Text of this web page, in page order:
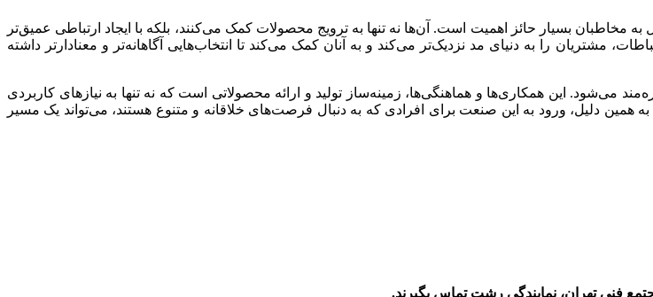
مخاطبان بسیار حائز اهمیت است. آن‌ها نه تنها به ترویج محصولات کمک می‌کنند، بلکه با ایجاد ارتباطی عمیق‌تر
مشتریان را به دنیای مد نزدیک‌تر می‌کند و به آنان کمک می‌کند تا انتخاب‌هایی آگاهانه‌تر و معنادارتر داشته
این همکاری‌ها و هماهنگی‌ها، زمینه‌ساز تولید و ارائه محصولاتی است که نه تنها به نیازهای کاربردی
همین دلیل، ورود به این صنعت برای افرادی که به دنبال فرصت‌های خلاقانه و متنوع هستند، می‌تواند یک مسیر